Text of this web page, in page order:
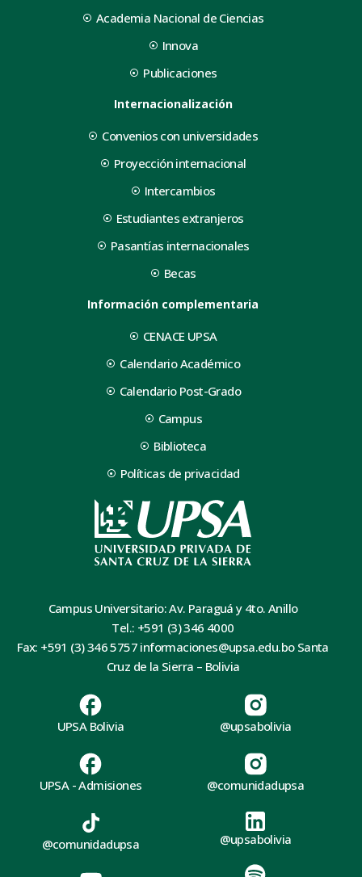
Academia Nacional de Ciencias
Innova
Publicaciones
Internacionalización
Convenios con universidades
Proyección internacional
Intercambios
Estudiantes extranjeros
Pasantías internacionales
Becas
Información complementaria
CENACE UPSA
Calendario Académico
Calendario Post-Grado
Campus
Biblioteca
Políticas de privacidad
Campus Universitario: Av. Paraguá y 4to. Anillo
Tel.: +591 (3) 346 4000
Fax: +591 (3) 346 5757 informaciones@upsa.edu.bo Santa
Cruz de la Sierra – Bolivia
UPSA Bolivia
UPSA - Admisiones
@upsabolivia
@comunidadupsa
@comunidadupsa @upsabolivia